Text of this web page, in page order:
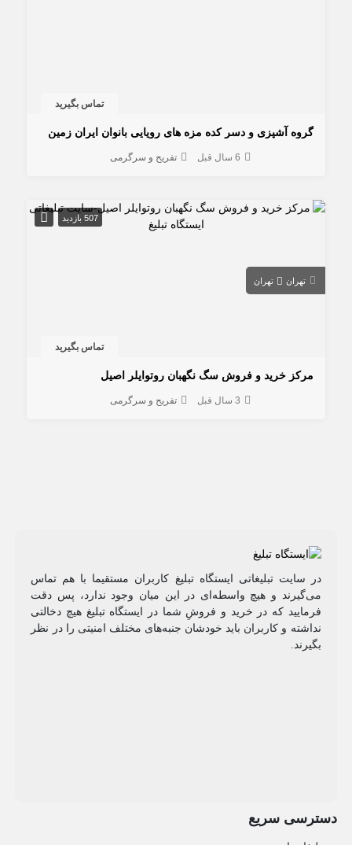
تماس بگیرید
گروه آشپزی و دسر کده مزه های رویایی بانوان ایران زمین
6 سال قبل تفریح و سرگرمی
507 بازدید
تهران تهران
تماس بگیرید
مرکز خرید و فروش سگ نگهبان روتوایلر اصیل
3 سال قبل تفریح و سرگرمی
در سایت تبلیغاتی ایستگاه تبلیغ کاربران مستقیما با هم تماس
می‌گیرند و هیچ واسطه‌ای در این میان وجود ندارد، پس دقت
فرمایید که در خرید و فروشِ شما در ایستگاه تبلیغ هیچ دخالتی
نداشته و کاربران باید خودشان جنبه‌های مختلف امنیتی را در نظر
بگیرند.
دسترسی سریع